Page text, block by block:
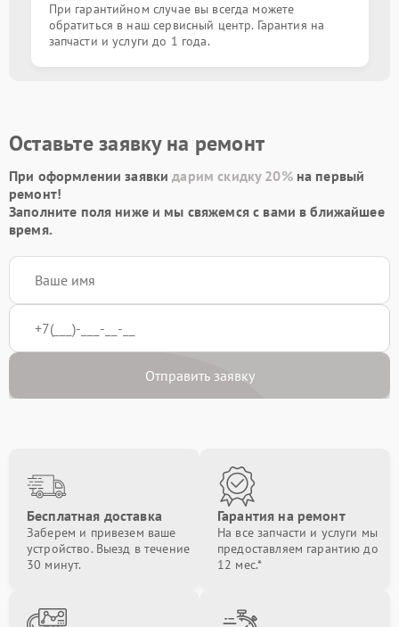
При гарантийном случае вы всегда можете
обратиться в наш сервисный центр. Гарантия на
запчасти и услуги до 1 года.
Оставьте заявку на ремонт
При оформлении заявкидарим скидку 20%на первый
ремонт!
Заполните поля ниже и мы свяжемся с вами в ближайшее
время.
Отправить заявку
Бесплатная доставка
Заберем и привезем ваше
устройство. Выезд в течение
30 минут.
Гарантия на ремонт
На все запчасти и услуги мы
предоставляем гарантию до
12 мес.*